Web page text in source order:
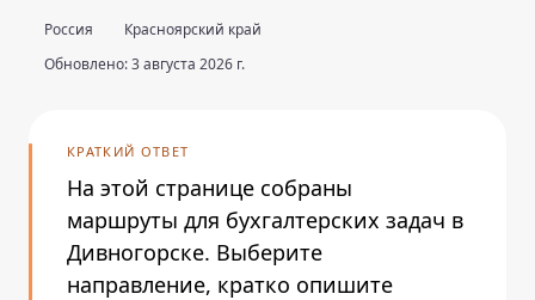
Россия
Красноярский край
Обновлено: 3 августа 2026 г.
КРАТКИЙ ОТВЕТ
На этой странице собраны
маршруты для бухгалтерских задач в
Дивногорске. Выберите
направление, кратко опишите